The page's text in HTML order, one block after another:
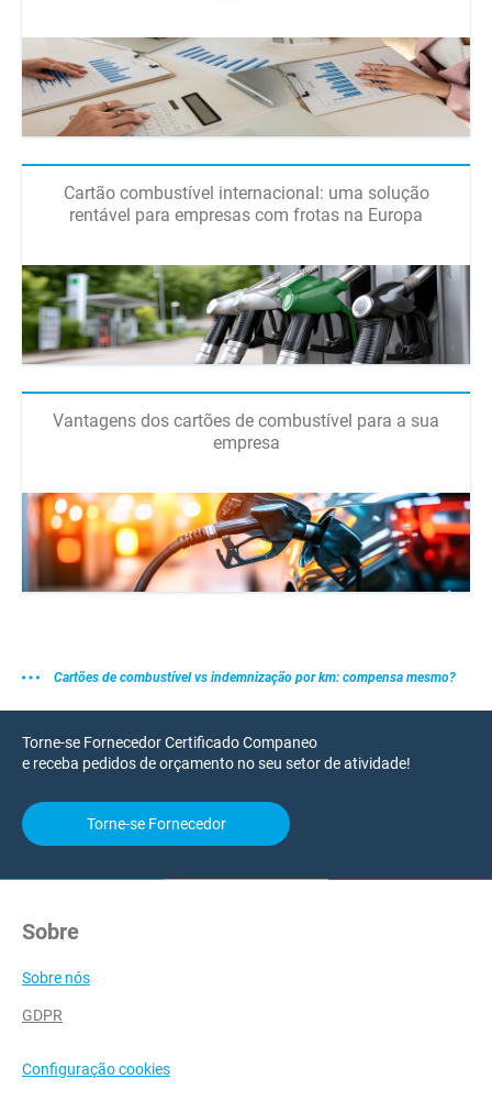
Cartão combustível internacional: uma solução
rentável para empresas com frotas na Europa
Vantagens dos cartões de combustível para a sua
empresa
Cartões de combustível vs indemnização por km: compensa mesmo?
Torne-se Fornecedor Certificado Companeo
e receba pedidos de orçamento no seu setor de atividade!
Torne-se Fornecedor
Sobre
Sobre nós
GDPR
Configuração cookies